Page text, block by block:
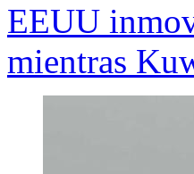
EEUU
mientras